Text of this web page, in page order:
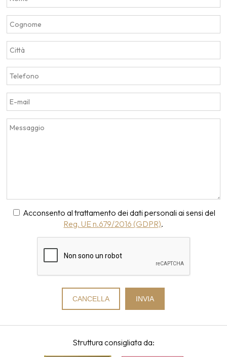
Acconsento al trattamento dei dati personali ai sensi del
Reg. UE n.679/2016 (GDPR).
Struttura consigliata da: